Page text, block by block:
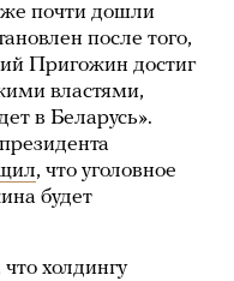
почти дошли
после того,
Пригожин достиг
властями,
в Беларусь».
, что уголовное
будет
что холдингу